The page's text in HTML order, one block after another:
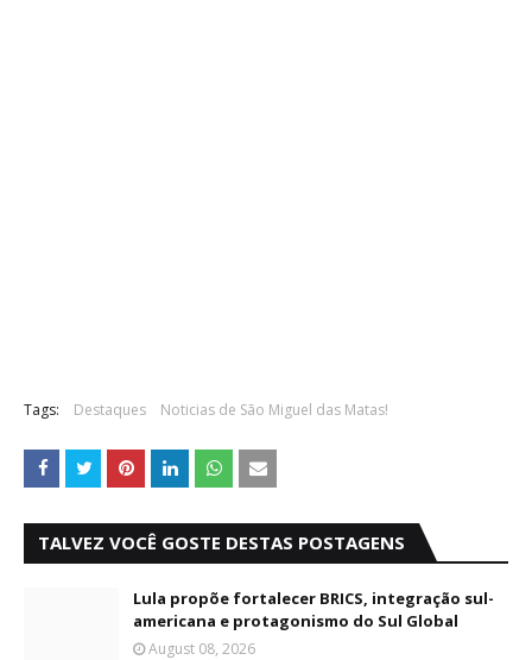
Tags: Destaques Noticias de São Miguel das Matas!
TALVEZ VOCÊ GOSTE DESTAS POSTAGENS
Lula propõe fortalecer BRICS, integração sul-
americana e protagonismo do Sul Global
August 08, 2026